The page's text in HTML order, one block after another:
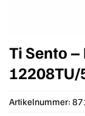
Ti Sento
Artikelnummer: